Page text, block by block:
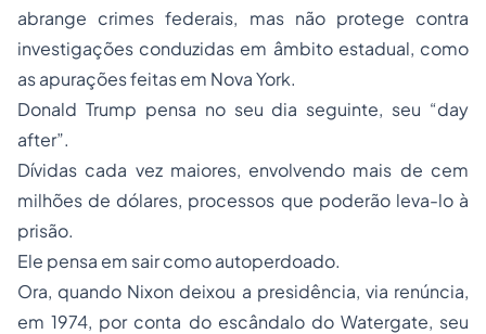
abrange crimes federais, mas não protege contra
investigações conduzidas em âmbito estadual, como
as apurações feitas em Nova York.
Donald Trump pensa no seu dia seguinte, seu “day
after”.
Dívidas cada vez maiores, envolvendo mais de cem
milhões de dólares, processos que poderão leva-lo à
prisão.
Ele pensa em sair como autoperdoado.
Ora, quando Nixon deixou a presidência, via renúncia,
em 1974, por conta do escândalo do Watergate, seu